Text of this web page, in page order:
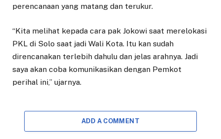
perencanaan yang matang dan terukur.
“Kita melihat kepada cara pak Jokowi saat merelokasi
PKL di Solo saat jadi Wali Kota. Itu kan sudah
direncanakan terlebih dahulu dan jelas arahnya. Jadi
saya akan coba komunikasikan dengan Pemkot
perihal ini,” ujarnya.
ADD A COMMENT